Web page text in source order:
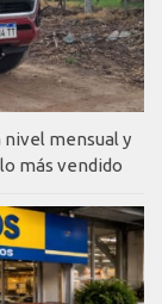
nivel mensual y
más vendido